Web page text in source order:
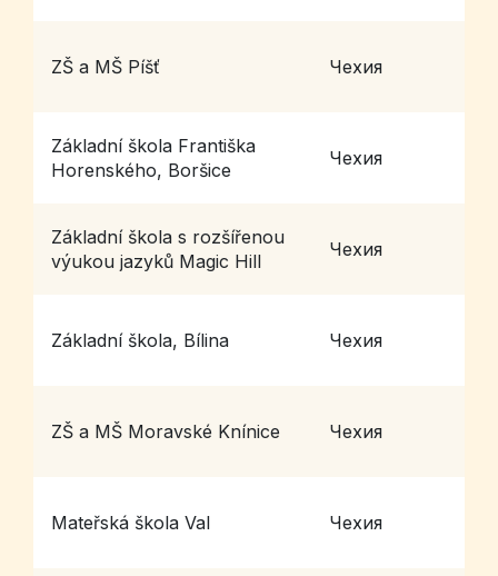
ZŠ a MŠ Píšť Чехия
Základní škola Františka
Horenského, Boršice
Чехия
Základní škola s rozšířenou
výukou jazyků Magic Hill
Чехия
Základní škola, Bílina Чехия
ZŠ a MŠ Moravské Knínice Чехия
Mateřská škola Val Чехия